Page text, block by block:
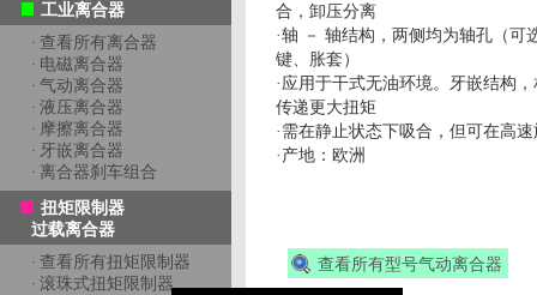
工业离合器
· 查看所有离合器
· 电磁离合器
· 气动离合器
· 液压离合器
· 摩擦离合器
· 牙嵌离合器
· 离合器刹车组合
扭矩限制器
过载离合器
· 查看所有扭矩限制器
· 滚珠式扭矩限制器
合，卸压分离
·轴 － 轴结构，两侧均为轴孔（可
键、胀套）
·应用于干式无油环境。牙嵌结构
传递更大扭矩
·需在静止状态下吸合，但可在高
·产地：欧洲
查看所有型号气动离合器